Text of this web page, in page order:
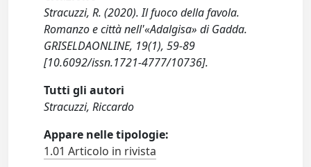
Stracuzzi, R. (2020). Il fuoco della favola.
Romanzo e città nell'«Adalgisa» di Gadda.
GRISELDAONLINE, 19(1), 59-89
[10.6092/issn.1721-4777/10736].
Tutti gli autori
Stracuzzi, Riccardo
Appare nelle tipologie:
1.01 Articolo in rivista